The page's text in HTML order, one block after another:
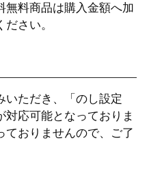
料商品は購入金額へ加
さい。
いただき、「のし設定
応可能となっておりま
ておりませんので、ご了